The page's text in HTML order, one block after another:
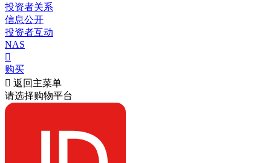
投资者关系
信息公开
投资者互动
NAS

购买
 返回主菜单
请选择购物平台